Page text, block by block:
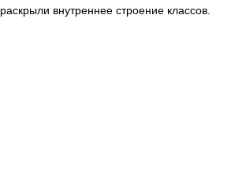
раскрыли внутреннее строение классов.